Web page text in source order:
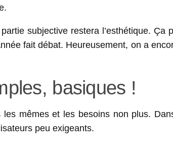
subjective restera l’esthétique. Ça
fait débat. Heureusement, on a
basiques !
mêmes et les besoins non plus.
peu exigeants.